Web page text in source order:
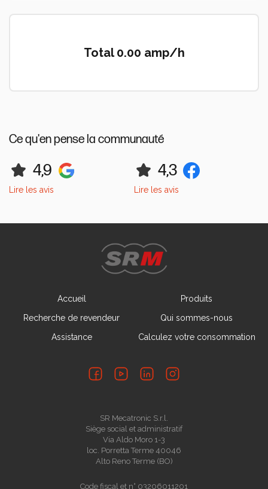
Total 0.00 amp/h
Ce qu'en pense la communauté
4,9
Lire les avis
4,3
Lire les avis
Accueil
Produits
Recherche de revendeur
Qui sommes-nous
Assistance
Calculez votre consommation
SR Mecatronic S.r.l.
Siège social et administratif
Via Aldo Moro 1-3
loc. Porretta Terme 40046
Alto Reno Terme (BO)
Code fiscal et n° 03206011201